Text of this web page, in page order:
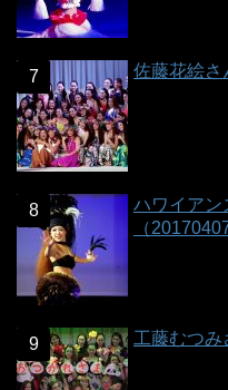
佐藤花絵さ
ハワイアン
（20170407
工藤むつ